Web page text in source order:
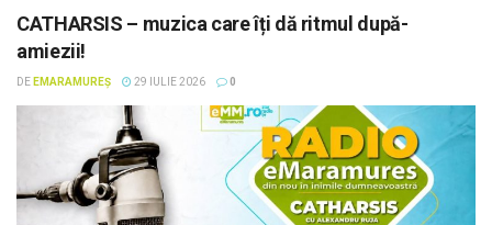
CATHARSIS – muzica care îți dă ritmul după-
amiezii!
DE EMARAMUREȘ 29 IULIE 2026 0